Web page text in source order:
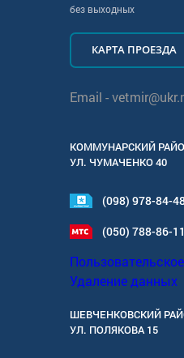
без выходных
КАРТА ПРОЕЗДА
Email -
КОММУНАРСКИЙ
УЛ. ЧУМАЧЕНКО 40
(098) 978-84-
(050) 788-86-11
Удаление данных
ШЕВЧЕНКОВСКИЙ
УЛ. ПОЛЯКОВА 15